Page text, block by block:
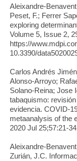
Aleixandre-
Peset, F.; Ferrer
exploring
Volume 5, Issue 2,
https://
10.3390/
Carlos Andrés
Alonso-Arroyo;
Solano-Reina; Jose
tabaquismo:
evidencia. COVID-
metaanalysis of the
2020 Jul 25;57:21-
Aleixandre-
Zurián, J.C.